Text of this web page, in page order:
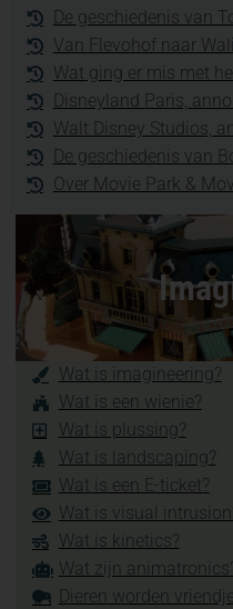
De geschiedenis van
Van Flevohof naar
Wat ging er mis met
Disneyland Paris,
Walt Disney Studios,
De geschiedenis van
Over Movie Park &
Wat is imagineering?
Wat is een wienie?
Wat is plussing?
Wat is landscaping?
Wat is een E-ticket?
Wat is visual
Wat is kinetics?
Wat zijn
Dieren worden